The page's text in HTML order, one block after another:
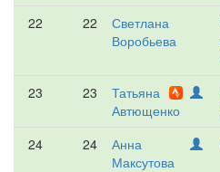
22 22
Светлана
Воробьева
23 23
Татьяна
Автющенко
24 24
Анна
Максутова